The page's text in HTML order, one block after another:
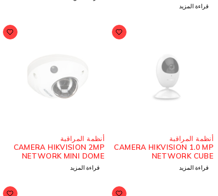
قراءة المزيد
مُباع
أنظمة المراقبة
CAMERA HIKVISION 1.0 MP
NETWORK CUBE
قراءة المزيد
مُباع
أنظمة المراقبة
CAMERA HIKVISION 2MP
NETWORK MINI DOME
BUILT IN MIC AND WIFI
قراءة المزيد